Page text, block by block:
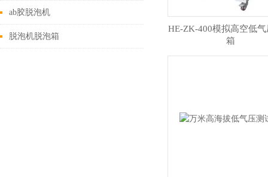
ab胶脱泡机
脱泡机脱泡箱
HE-ZK-400模拟高空低
箱